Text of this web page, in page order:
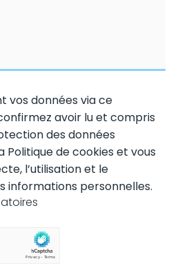
vos données via ce
avoir lu et compris
des données
Politique de cookies et vous
l’utilisation et le
informations personnelles.